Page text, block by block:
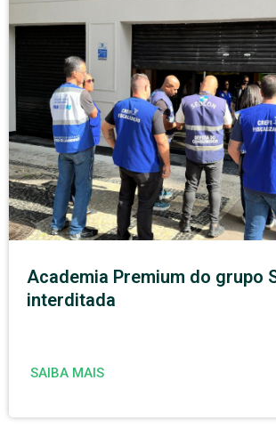
Academia Premium do grupo
interditada
SAIBA MAIS